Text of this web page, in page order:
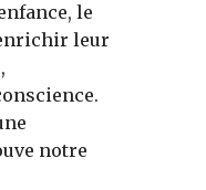
le
leur
notre